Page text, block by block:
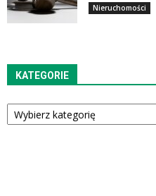
Nieruchomości
KATEGORIE
Kategorie